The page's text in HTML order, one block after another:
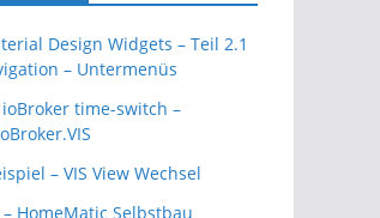
Design Widgets – Teil 2.1
– Untermenüs
ioBroker time-switch –
– VIS View Wechsel
– HomeMatic Selbstbau